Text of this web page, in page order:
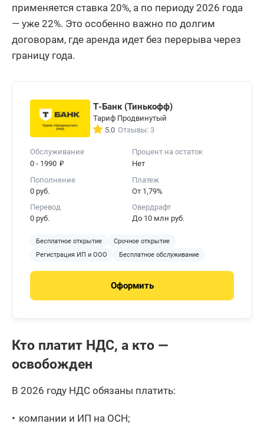
применяется ставка 20%, а по периоду 2026 года
— уже 22%. Это особенно важно по долгим
договорам, где аренда идет без перерыва через
границу года.
Т-Банк (Тинькофф)
Тариф Продвинутый
5.0 Отзывы: 3
Обслуживание
0 - 1990 ₽
Процент на остаток
Нет
Пополнение
0 руб.
Платеж
От 1,79%
Перевод
0 руб.
Овердрафт
До 10 млн руб.
Бесплатное открытие
Срочное открытие
Регистрация ИП и ООО
Бесплатное обслуживание
Оформить
Кто платит НДС, а кто —
освобожден
В 2026 году НДС обязаны платить:
компании и ИП на ОСН;